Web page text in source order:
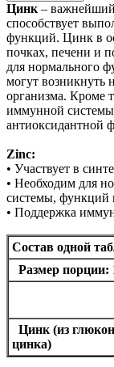
Цинк – важнейший
способствует
функций. Цинк в
почках, печени и
для нормального
могут возникнуть
организма. Кроме
иммунной системы
антиоксидантной
Zinc:
• Участвует в
• Необходим для
системы, функций
• Поддержка
Состав одной
Размер порции:
Цинк (из
цинка)